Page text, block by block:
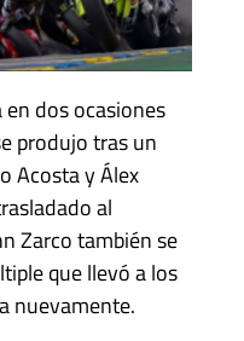
dos ocasiones
produjo tras un
Acosta y Álex
al
Zarco también se
que llevó a los
nuevamente.